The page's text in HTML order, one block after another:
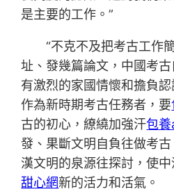
是主要的工作。”
“不克不及把考古工作
址、發幾篇論文，中國考
有激烈的家國情懷和擔負
作為新時期考古任務者，要
古的初心，繚繞加強汗包
發、果斷文明自負往做考
漢文明的泉源往探討，使
甜心網新的活力和活氣。